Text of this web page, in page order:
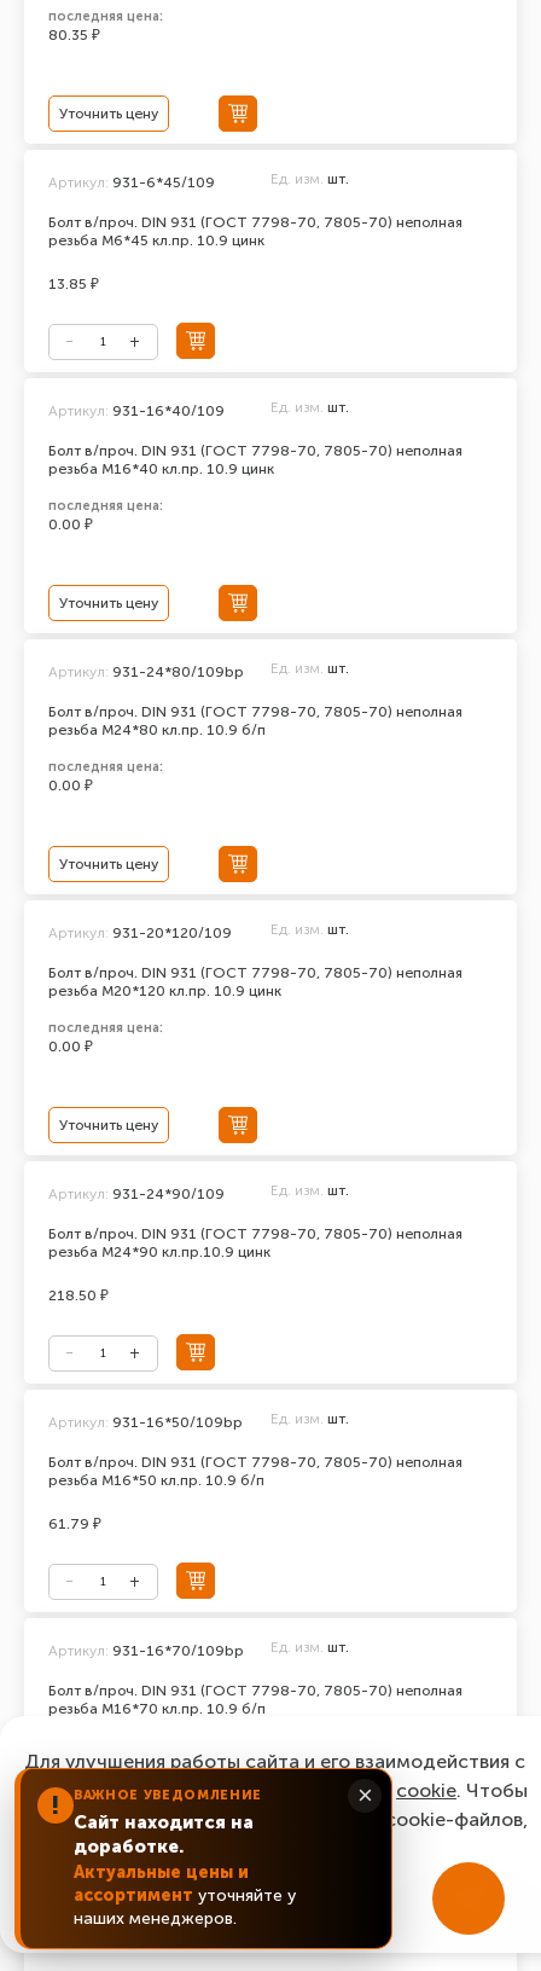
последняя цена:
80.35 ₽
Уточнить цену
Болт в/проч. DIN 931 (ГОСТ 7798-70, 7805-70) неполная
резьба М6*45 кл.пр. 10.9 цинк
Артикул: 931-6*45/109 Ед. изм. шт.
13.85 ₽
Болт в/проч. DIN 931 (ГОСТ 7798-70, 7805-70) неполная
резьба М16*40 кл.пр. 10.9 цинк
Артикул: 931-16*40/109 Ед. изм. шт.
последняя цена:
0.00 ₽
Уточнить цену
Болт в/проч. DIN 931 (ГОСТ 7798-70, 7805-70) неполная
резьба М24*80 кл.пр. 10.9 б/п
Артикул: 931-24*80/109bp Ед. изм. шт.
последняя цена:
0.00 ₽
Уточнить цену
Болт в/проч. DIN 931 (ГОСТ 7798-70, 7805-70) неполная
резьба М20*120 кл.пр. 10.9 цинк
Артикул: 931-20*120/109 Ед. изм. шт.
последняя цена:
0.00 ₽
Уточнить цену
Болт в/проч. DIN 931 (ГОСТ 7798-70, 7805-70) неполная
резьба М24*90 кл.пр.10.9 цинк
Артикул: 931-24*90/109 Ед. изм. шт.
218.50 ₽
Болт в/проч. DIN 931 (ГОСТ 7798-70, 7805-70) неполная
резьба М16*50 кл.пр. 10.9 б/п
Артикул: 931-16*50/109bp Ед. изм. шт.
61.79 ₽
Болт в/проч. DIN 931 (ГОСТ 7798-70, 7805-70) неполная
резьба М16*70 кл.пр. 10.9 б/п
Артикул: 931-16*70/109bp Ед. изм. шт.
Болт в/проч. DIN 931 (ГОСТ 7798-70, 7805-70) неполная
Артикул: 931-20*150/129bp
! ВАЖНОЕ УВЕДОМЛЕНИЕ
Сайт находится на
доработке.
Актуальные цены и
ассортимент уточняйте у
наших менеджеров.
×
Для улучшения работы сайта и его взаимодействия с
пользователями мы используем файлы cookie. Чтобы
согласиться с нашим использованием cookie-файлов,
нажмите “Ок, понятно!”
ОК, понятно!